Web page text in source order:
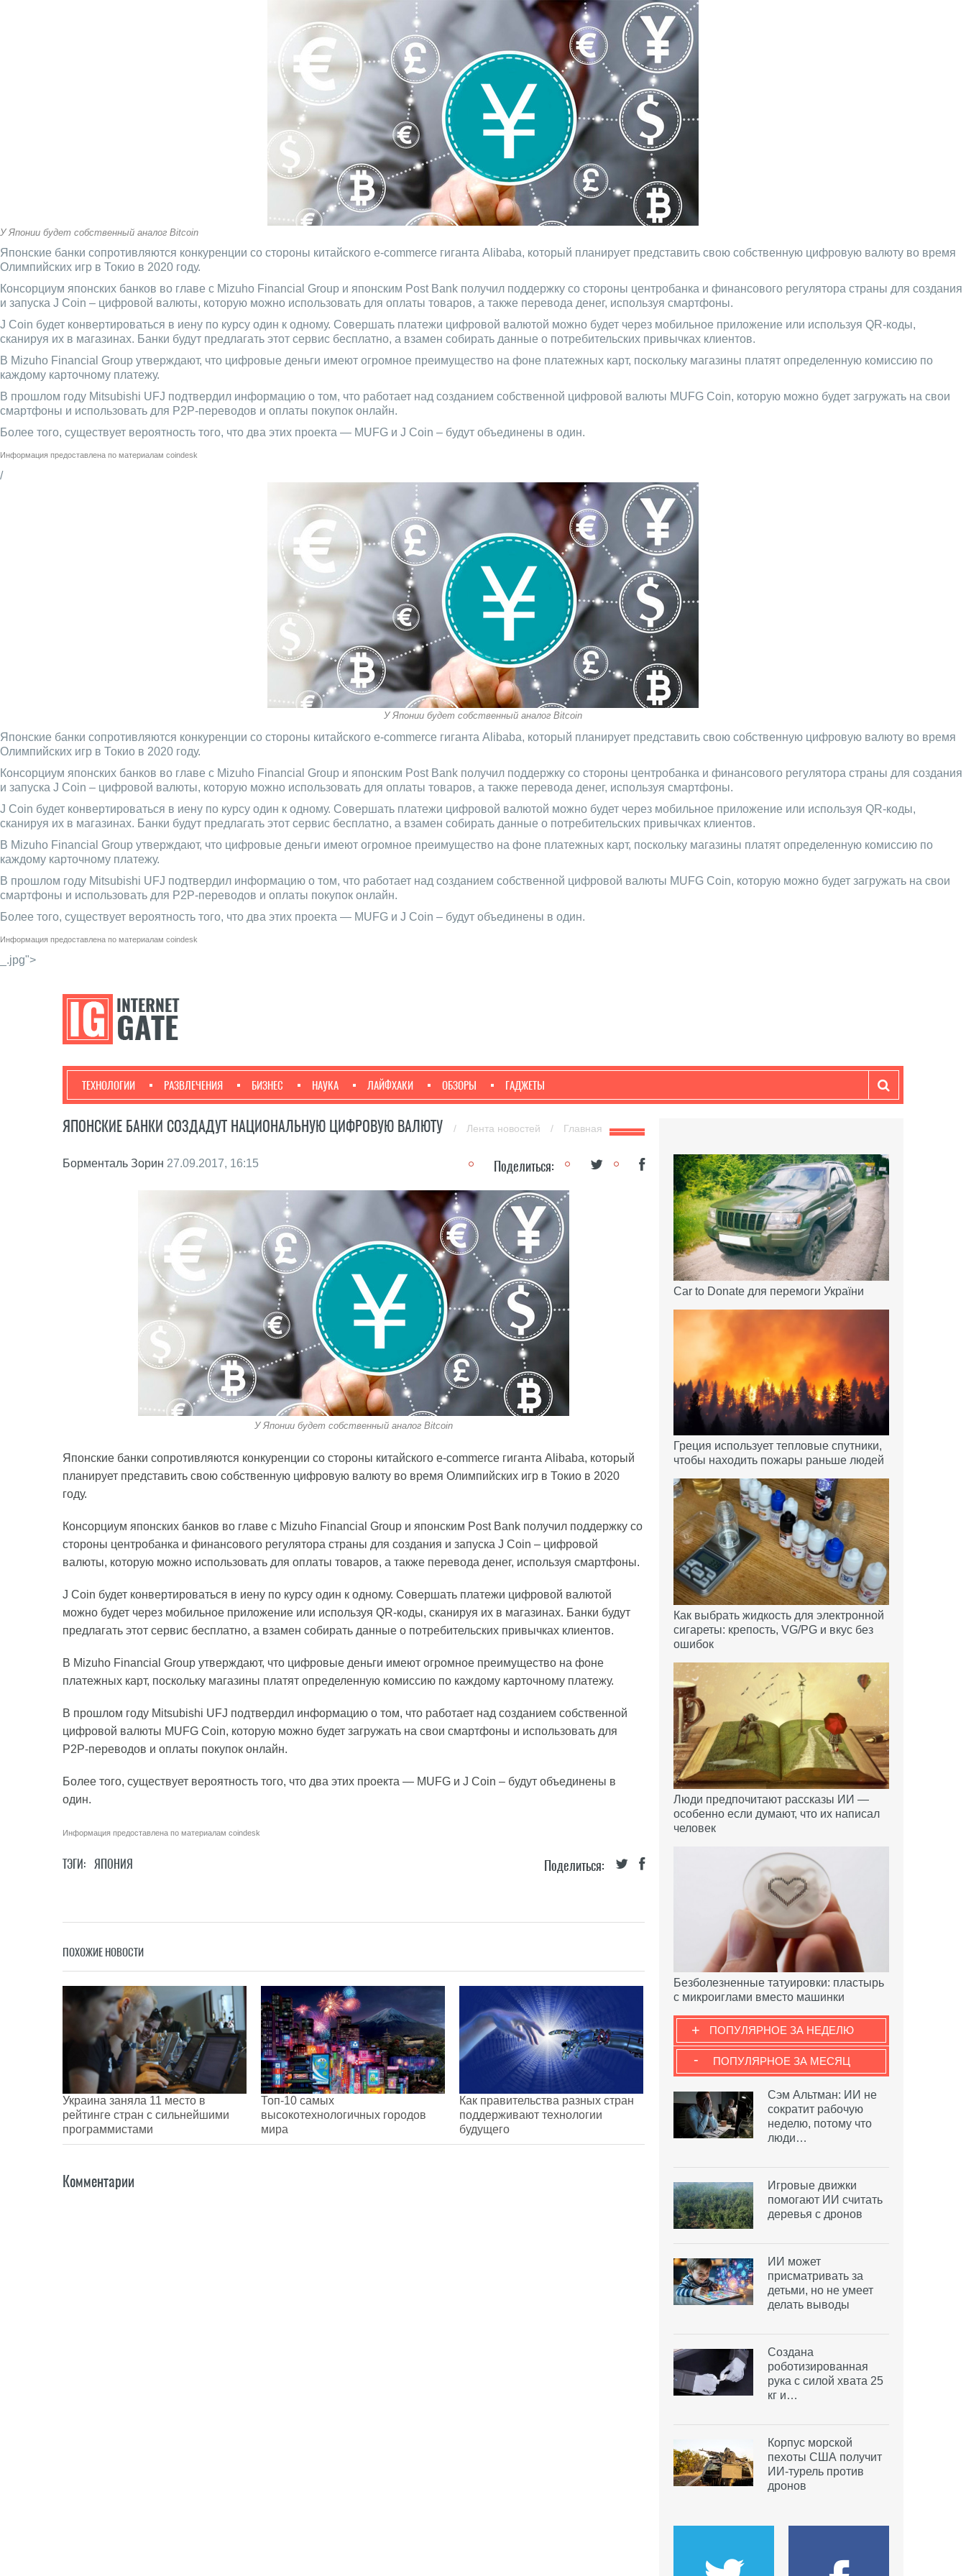
У Японии будет собственный аналог Bitcoin
Японские банки сопротивляются конкуренции со стороны китайского e-commerce гиганта Alibaba, который планирует представить свою собственную цифровую валюту во время
Олимпийских игр в Токио в 2020 году.
Консорциум японских банков во главе с Mizuho Financial Group и японским Post Bank получил поддержку со стороны центробанка и финансового регулятора страны для создания
и запуска J Coin – цифровой валюты, которую можно использовать для оплаты товаров, а также перевода денег, используя смартфоны.
J Coin будет конвертироваться в иену по курсу один к одному. Совершать платежи цифровой валютой можно будет через мобильное приложение или используя QR-коды,
сканируя их в магазинах. Банки будут предлагать этот сервис бесплатно, а взамен собирать данные о потребительских привычках клиентов.
В Mizuho Financial Group утверждают, что цифровые деньги имеют огромное преимущество на фоне платежных карт, поскольку магазины платят определенную комиссию по
каждому карточному платежу.
В прошлом году Mitsubishi UFJ подтвердил информацию о том, что работает над созданием собственной цифровой валюты MUFG Coin, которую можно будет загружать на свои
смартфоны и использовать для P2P-переводов и оплаты покупок онлайн.
Более того, существует вероятность того, что два этих проекта — MUFG и J Coin – будут объединены в один.
Информация предоставлена по материалам coindesk
/
У Японии будет собственный аналог Bitcoin
Японские банки сопротивляются конкуренции со стороны китайского e-commerce гиганта Alibaba, который планирует представить свою собственную цифровую валюту во время
Олимпийских игр в Токио в 2020 году.
Консорциум японских банков во главе с Mizuho Financial Group и японским Post Bank получил поддержку со стороны центробанка и финансового регулятора страны для создания
и запуска J Coin – цифровой валюты, которую можно использовать для оплаты товаров, а также перевода денег, используя смартфоны.
J Coin будет конвертироваться в иену по курсу один к одному. Совершать платежи цифровой валютой можно будет через мобильное приложение или используя QR-коды,
сканируя их в магазинах. Банки будут предлагать этот сервис бесплатно, а взамен собирать данные о потребительских привычках клиентов.
В Mizuho Financial Group утверждают, что цифровые деньги имеют огромное преимущество на фоне платежных карт, поскольку магазины платят определенную комиссию по
каждому карточному платежу.
В прошлом году Mitsubishi UFJ подтвердил информацию о том, что работает над созданием собственной цифровой валюты MUFG Coin, которую можно будет загружать на свои
смартфоны и использовать для P2P-переводов и оплаты покупок онлайн.
Более того, существует вероятность того, что два этих проекта — MUFG и J Coin – будут объединены в один.
Информация предоставлена по материалам coindesk
_.jpg">
ТЕХНОЛОГИИ РАЗВЛЕЧЕНИЯ БИЗНЕС НАУКА ЛАЙФХАКИ ОБЗОРЫ ГАДЖЕТЫ
ЯПОНСКИЕ БАНКИ СОЗДАДУТ НАЦИОНАЛЬНУЮ ЦИФРОВУЮ ВАЛЮТУ / Лента новостей / Главная
Борменталь Зорин 27.09.2017, 16:15 Поделиться:
У Японии будет собственный аналог Bitcoin
Японские банки сопротивляются конкуренции со стороны китайского e-commerce гиганта Alibaba, который
планирует представить свою собственную цифровую валюту во время Олимпийских игр в Токио в 2020
году.
Консорциум японских банков во главе с Mizuho Financial Group и японским Post Bank получил поддержку со
стороны центробанка и финансового регулятора страны для создания и запуска J Coin – цифровой
валюты, которую можно использовать для оплаты товаров, а также перевода денег, используя смартфоны.
J Coin будет конвертироваться в иену по курсу один к одному. Совершать платежи цифровой валютой
можно будет через мобильное приложение или используя QR-коды, сканируя их в магазинах. Банки будут
предлагать этот сервис бесплатно, а взамен собирать данные о потребительских привычках клиентов.
В Mizuho Financial Group утверждают, что цифровые деньги имеют огромное преимущество на фоне
платежных карт, поскольку магазины платят определенную комиссию по каждому карточному платежу.
В прошлом году Mitsubishi UFJ подтвердил информацию о том, что работает над созданием собственной
цифровой валюты MUFG Coin, которую можно будет загружать на свои смартфоны и использовать для
P2P-переводов и оплаты покупок онлайн.
Более того, существует вероятность того, что два этих проекта — MUFG и J Coin – будут объединены в
один.
Информация предоставлена по материалам coindesk
Поделиться:
ТЭГИ: ЯПОНИЯ
ПОХОЖИЕ НОВОСТИ
Украина заняла 11 место в
рейтинге стран с сильнейшими
программистами
Топ-10 самых
высокотехнологичных городов
мира
Как правительства разных стран
поддерживают технологии
будущего
Комментарии
Car to Donate для перемоги України
Греция использует тепловые спутники,
чтобы находить пожары раньше людей
Как выбрать жидкость для электронной
сигареты: крепость, VG/PG и вкус без
ошибок
Люди предпочитают рассказы ИИ —
особенно если думают, что их написал
человек
Безболезненные татуировки: пластырь
с микроиглами вместо машинки
ПОПУЛЯРНОЕ ЗА НЕДЕЛЮ
+
ПОПУЛЯРНОЕ ЗА МЕСЯЦ
-
Сэм Альтман: ИИ не
сократит рабочую
неделю, потому что
люди…
Игровые движки
помогают ИИ считать
деревья с дронов
ИИ может
присматривать за
детьми, но не умеет
делать выводы
Создана
роботизированная
рука с силой хвата 25
кг и…
Корпус морской
пехоты США получит
ИИ-турель против
дронов